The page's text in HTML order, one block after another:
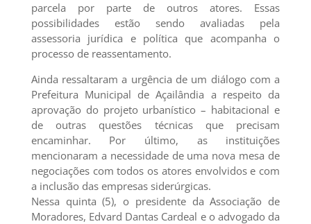
parcela por parte de outros atores. Essas
possibilidades estão sendo avaliadas pela
assessoria jurídica e política que acompanha o
processo de reassentamento.
Ainda ressaltaram a urgência de um diálogo com a
Prefeitura Municipal de Açailândia a respeito da
aprovação do projeto urbanístico – habitacional e
de outras questões técnicas que precisam
encaminhar. Por último, as instituições
mencionaram a necessidade de uma nova mesa de
negociações com todos os atores envolvidos e com
a inclusão das empresas siderúrgicas.
Nessa quinta (5), o presidente da Associação de
Moradores, Edvard Dantas Cardeal e o advogado da